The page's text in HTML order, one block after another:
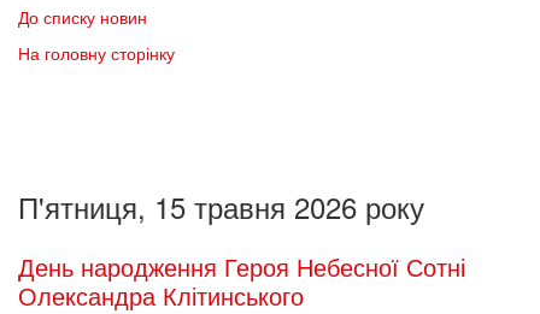
До списку новин
На головну сторінку
П'ятниця, 15 травня 2026 року
День народження Героя Небесної Сотні
Олександра Клітинського